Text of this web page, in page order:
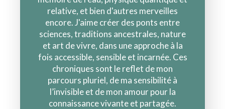
relative, et bien d'autres merveilles
encore. J'aime créer des ponts entre
sciences, traditions ancestrales, nature
et art de vivre, dans une approche à la
fois accessible, sensible et incarnée. Ces
chroniques sont le reflet de mon
parcours pluriel, de ma sensibilité à
l’invisible et de mon amour pour la
connaissance vivante et partagée.